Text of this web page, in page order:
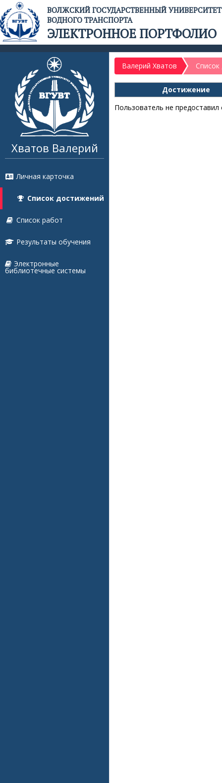
ВОЛЖСКИЙ ГОСУДАРСТВЕННЫЙ УНИВЕРСИТЕТ
ВОДНОГО ТРАНСПОРТА
ЭЛЕКТРОННОЕ ПОРТФОЛИО
Хватов Валерий
Личная карточка
Список достижений
Список работ
Результаты обучения
Электронные
библиотечные системы
Валерий Хватов
Достижение
Пользователь не